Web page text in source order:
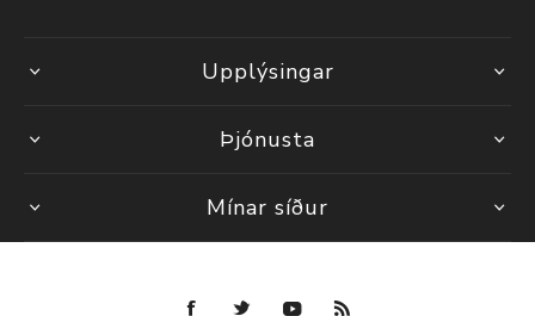
Upplýsingar
Þjónusta
Mínar síður